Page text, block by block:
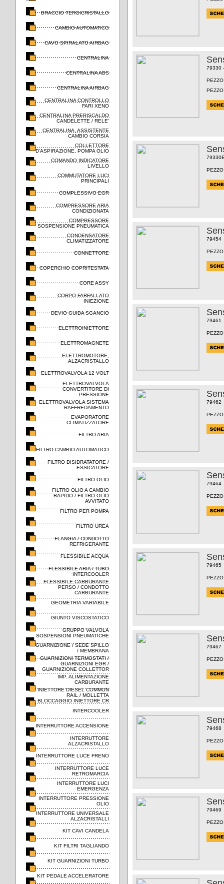
BRACCIO TERGICRISTALLO
CAMBIO AUTOMATICO
CAVO SPIRALATO AIRBAG
CENTRALINA
CENTRALINA ABS
CENTRALINA AIRBAG
CENTRALINA CONTROLLO
FARI XENO
CENTRALINA PRERISCALDO
CANDELETTE / RELE'
CENTRALINA, ASSISTENTE
CAMBIO CORSIA
COLLETTORE
D'ASPIRAZIONE, POMPA OLIO
COMANDO INDICATORE
LIVELLO
COMMUTATORE LUCI
PRINCIPALI
COMPLESSIVO EGR
COMPRESSORE ARIA
CONDIZIONATA
COMPRESSORE
SOSPENSIONE PNEUMATICA
CONDENSATORE
CLIMATIZZATORE
CONNETTORE
COPERCHIO COPRITESTATA
CORE ASSY
CORPO FARFALLATO
INIEZIONE
DEVIO GUIDA SGANCIO
ELETTROINIETTORE
ELETTROMAGNETE
ELETTROMOTORE,
ALZACRISTALLO
ELETTROVALVOLA 12 VOLT
ELETTROVALVOLA
CONVERTITORE DI
PRESSIONE
ELETTROVALVOLA SISTEMA
RAFFREDAMENTO
EVAPORATORE
CLIMATIZZATORE
FILTRO ARIA
FILTRO CAMBIO AUTOMATICO
FILTRO DISIDRATATORE /
ESSICATORE
FILTRO OLIO
FILTRO OLIO A CAMBIO
RAPIDO / FILTRO OLIO
AVVITATO
FILTRO PER POMPA
FILTRO UREA
FLANGIA / CONDOTTO
REFRIGERANTE
FLESSIBILE ACQUA
FLESSIBILE ARIA / TUBO
INTERCOOLER
FLESSIBILE CARBURANTE
PERSO / CONDOTTO
CARBURANTE
GEOMETRIA VARIABILE
GIUNTO VISCOSTATICO
GRUPPO VALVOLA
SOSPENSIONI PNEUMATICHE
GUARNIZIONE / SEDE SPILLO
/ MEMBRANA
GUARNIZIONI TERMOSTATI /
GUARNIZIONI EGR /
GUARNIZIONE COLLETTOR
IMP. ALIMENTAZIONE
CARBURANTE
INIETTORE DIESEL COMMON
RAIL / MOLLETTA
BLOCCAGGIO INIETTORE CR
INTERCOOLER
INTERRUTTORE ACCENSIONE
INTERRUTTORE
ALZACRISTALLO
INTERRUTTORE LUCE FRENO
INTERRUTTORE LUCE
RETROMARCIA
INTERRUTTORE LUCI
EMERGENZA
INTERRUTTORE PRESSIONE
OLIO
INTERRUTTORE UNIVERSALE
ALZACRISTALLI
KIT CAVI CANDELA
KIT FILTRI TAGLIANDO
KIT GUARNIZIONI TURBO
KIT PEDALE ACCELERATORE
79330
79454
79461
79462
79464
79465
79467
79468
79469